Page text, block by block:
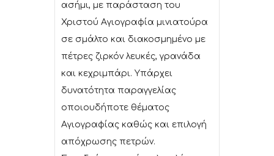
ασήμι, με παράσταση του
Χριστού Αγιογραφία μινιατούρα
σε σμάλτο και διακοσμημένο με
πέτρες ζιρκόν λευκές, γρανάδα
και κεχριμπάρι. Υπάρχει
δυνατότητα παραγγελίας
οποιουδήποτε θέματος
Αγιογραφίας καθώς και επιλογή
απόχρωσης πετρών.